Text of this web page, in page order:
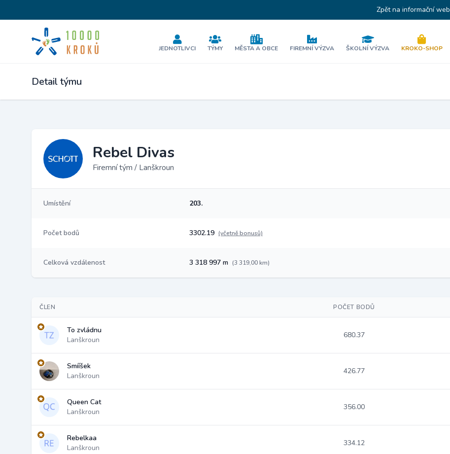
Zpět na informační web
JEDNOTLIVCI TÝMY MĚSTA A OBCE FIREMNÍ VÝZVA ŠKOLNÍ VÝZVA KROKO-SHOP
Detail týmu
Rebel Divas
Firemní tým / Lanškroun
Umístění 203.
Počet bodů 3302.19 (včetně bonusů)
Celková vzdálenost 3 318 997 m (3 319,00 km)
ČLEN POČET BODŮ
To zvládnu
Lanškroun
680.37
Smííšek
Lanškroun
426.77
Queen Cat
Lanškroun
356.00
Rebelkaa
Lanškroun
334.12